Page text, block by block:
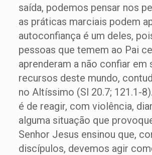
saída, podemos pensar nos
as práticas marciais podem
autoconfiança é um deles,
pessoas que temem ao Pai
aprenderam a não confiar em
recursos deste mundo,
no Altíssimo (Sl 20.7; 121.1-
é de reagir, com violência,
alguma situação que
Senhor Jesus ensinou que,
discípulos, devemos agir